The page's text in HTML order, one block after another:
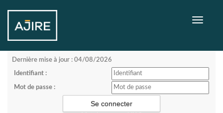
Toggle
Dernière mise à jour : 04/08/2026
Identifiant :
Mot de passe :